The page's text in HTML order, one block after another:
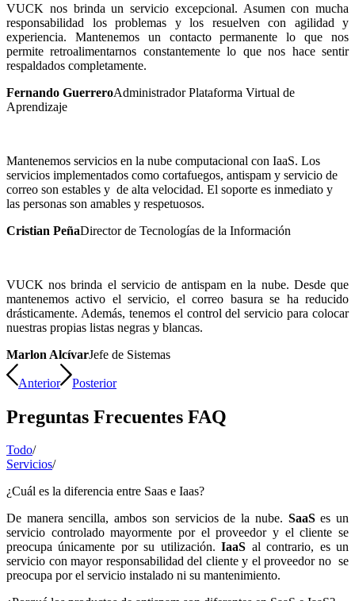
VUCK nos brinda un servicio excepcional. Asumen con mucha
responsabilidad los problemas y los resuelven con agilidad y
experiencia. Mantenemos un contacto permanente lo que nos
permite retroalimentarnos constantemente lo que nos hace sentir
respaldados completamente.
Fernando GuerreroAdministrador Plataforma Virtual de
Aprendizaje
Mantenemos servicios en la nube computacional con IaaS. Los
servicios implementados como cortafuegos, antispam y servicio de
correo son estables y de alta velocidad. El soporte es inmediato y
las personas son amables y respetuosos.
Cristian PeñaDirector de Tecnologías de la Información
VUCK nos brinda el servicio de antispam en la nube. Desde que
mantenemos activo el servicio, el correo basura se ha reducido
drásticamente. Además, tenemos el control del servicio para colocar
nuestras propias listas negras y blancas.
Marlon AlcívarJefe de Sistemas
Anterior Posterior
Preguntas Frecuentes FAQ
Todo/
Servicios/
¿Cuál es la diferencia entre Saas e Iaas?
De manera sencilla, ambos son servicios de la nube. SaaSes un
servicio controlado mayormente por el proveedor y el cliente se
preocupa únicamente por su utilización.IaaS al contrario, es un
servicio con mayor responsabilidad del cliente y el proveedor no se
preocupa por el servicio instalado ni su mantenimiento.